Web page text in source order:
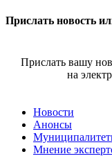
Прислать новость
Прислать вашу
на
Новости
Анонсы
Мнение